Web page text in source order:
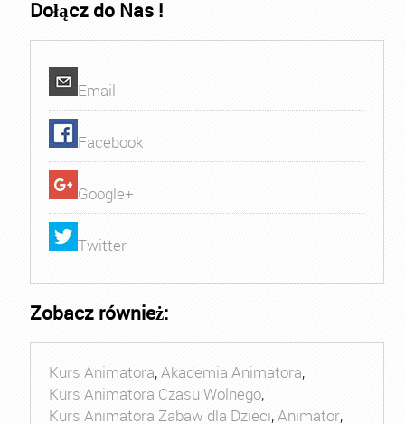
Dołącz do Nas !
Email
Facebook
Google+
Twitter
Zobacz również:
Kurs Animatora,Akademia Animatora,
Kurs Animatora Czasu Wolnego,
Kurs Animatora Zabaw dla Dzieci,Animator,